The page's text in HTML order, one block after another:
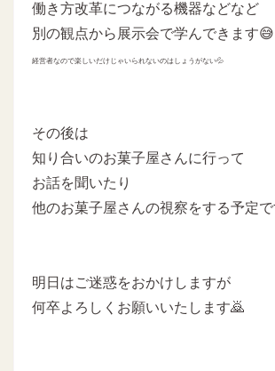
働き方改革につながる機器などなど
別の観点から展示会で学んできます😅
経営者なので楽しいだけじゃいられないのはしょうがない💦
その後は
知り合いのお菓子屋さんに行って
お話を聞いたり
他のお菓子屋さんの視察をする予定で
明日はご迷惑をおかけしますが
何卒よろしくお願いいたします🙇